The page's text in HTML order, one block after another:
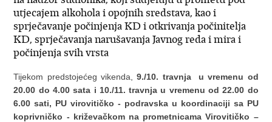
utjecajem alkohola i opojnih sredstava, kao i
sprječavanje počinjenja KD i otkrivanja počinitelja
KD, sprječavanja narušavanja Javnog reda i mira i
počinjenja svih vrsta
Tijekom predstojećeg vikenda,9./10. travnja u vremenu od
20.00 do 4.00 sata i 10./11. travnja u vremenu od 22.00 do
6.00 sati, PU virovitičko - podravska u koordinaciji sa PU
koprivničko - križevačkom na prometnicama Virovitičko –